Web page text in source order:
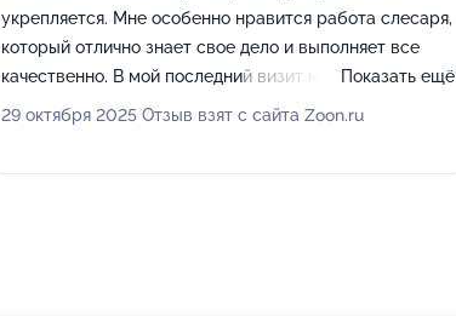
укрепляется. Мне особенно нравится работа слесаря,
который отлично знает свое дело и выполняет все
качественно. В мой последний визит мне оперативно,
всего за 40 минут, поставили на место бампер.
Показать ещё
29 октября 2025 Отзыв взят с сайта Zoon.ru